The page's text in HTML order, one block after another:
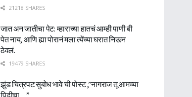
21218 SHARES
जात अन जातीचा पेट: म्हाराच्या हातचं आम्ही पाणी बी
पेत नाय, आणि ह्या पोरानं मला त्येंच्या घरात निऊन
ठेवलं.
19479 SHARES
झुंड चित्रपट:सुबोध भावे ची पोस्ट ,”नागराज तू आमच्या
पिढीचा…”